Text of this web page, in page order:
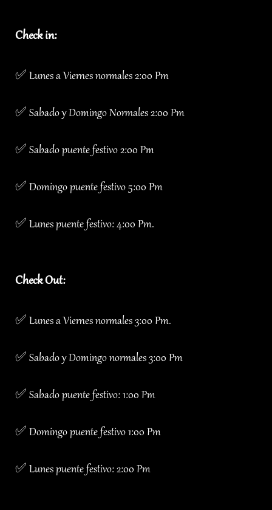
Check in:
✅ Lunes a Viernes normales 2:00 Pm
✅ Sabado y Domingo Normales 2:00 Pm
✅ Sabado puente festivo 2:00 Pm
✅ Domingo puente festivo 5:00 Pm
✅ Lunes puente festivo: 4:00 Pm.
Check Out:
✅ Lunes a Viernes normales 3:00 Pm.
✅ Sabado y Domingo normales 3:00 Pm
✅ Sabado puente festivo: 1:00 Pm
✅ Domingo puente festivo 1:00 Pm
✅ Lunes puente festivo: 2:00 Pm